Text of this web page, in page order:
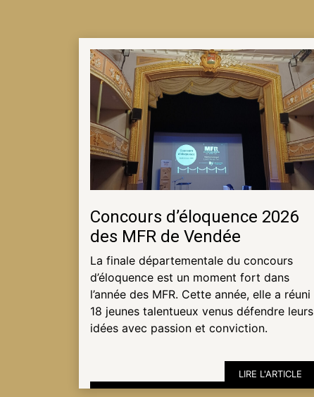
ACTUALITÉ
TRAVAILLER
CONTACTER
Concours d’éloquence 2026
des MFR de Vendée
La finale départementale du concours
d’éloquence est un moment fort dans
l’année des MFR. Cette année, elle a réuni
18 jeunes talentueux venus défendre leurs
idées avec passion et conviction.
LIRE L'ARTICLE